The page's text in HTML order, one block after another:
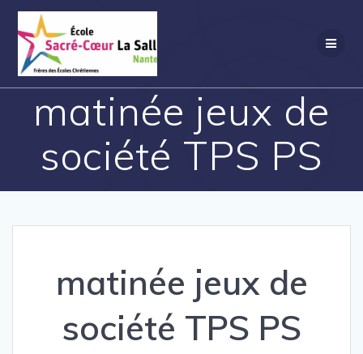
matinée jeux de
société TPS PS
matinée jeux de
société TPS PS